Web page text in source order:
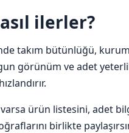
ilerler?
takım bütünlüğü,
görünüm ve adet
varsa ürün listesini, adet
birlikte